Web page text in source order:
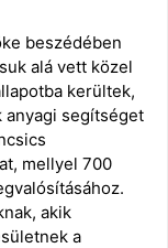
beszédében
alá vett közel
kerültek,
anyagi segítséget
mellyel 700
akik
a